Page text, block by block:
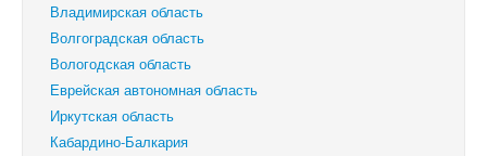
Владимирская область
Волгоградская область
Вологодская область
Еврейская автономная область
Иркутская область
Кабардино-Балкария